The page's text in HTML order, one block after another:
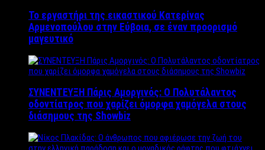
Το εργαστήρι της εικαστικού Κατερίνας
Αρμενοπούλου στην Εύβοια, σε έναν προορισμό
μαγευτικό
ΣΥΝΕΝΤΕΥΞΗ Πάρις Αμοργινός: O Πολυτάλαντος
οδοντίατρος που χαρίζει όμορφα χαμόγελα στους
διάσημους της Showbiz